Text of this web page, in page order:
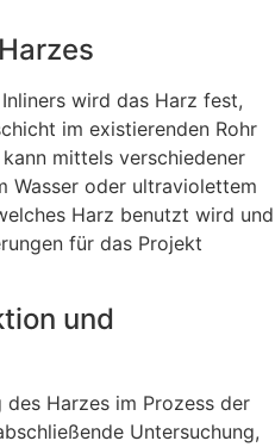
wird das Harz fest,
im existierenden Rohr
mittels verschiedener
Wasser oder ultraviolettem
Harz benutzt wird und
für das Projekt
und
Harzes im Prozess der
Untersuchung,